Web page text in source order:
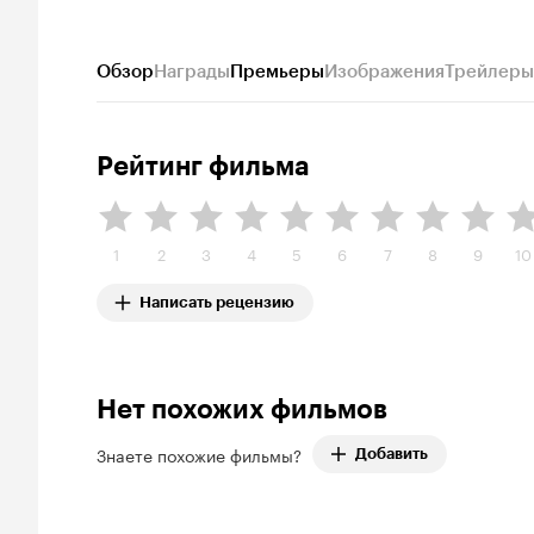
ОбзорНаградыПремьерыИзображенияТрейлеры
Рейтинг фильма
1 2 3 4 5 6 7 8 9 10
Написать рецензию
Нет похожих фильмов
Знаете похожие фильмы? Добавить